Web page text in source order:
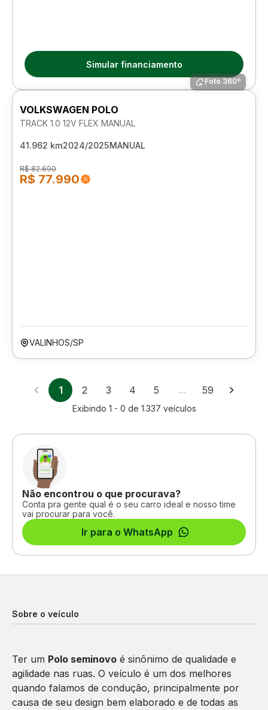
Simular financiamento
Foto 360º
VOLKSWAGEN POLO
TRACK 1.0 12V FLEX MANUAL
41.962 km2024/2025MANUAL
R$ 82.690
R$ 77.990
VALINHOS/SP
1 2 3 4 5 … 59
Exibindo 1 - 0 de 1.337 veículos
Não encontrou o que procurava?
Conta pra gente qual é o seu carro ideal e nosso time
vai procurar para você.
Ir para o WhatsApp
Sobre o veículo
Ter um Polo seminovo é sinônimo de qualidade e
agilidade nas ruas. O veículo é um dos melhores
quando falamos de condução, principalmente por
causa de seu design bem elaborado e de todas as